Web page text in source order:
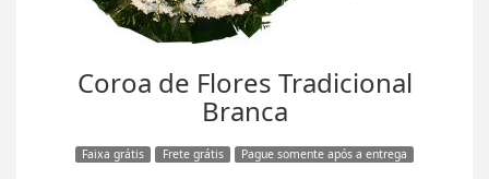
Coroa de Flores Tradicional
Branca
Faixa grátis Frete grátis Pague somente após a entrega